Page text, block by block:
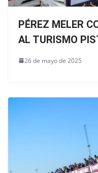
PÉREZ MELER
AL TURISMO
26 de mayo de 2025